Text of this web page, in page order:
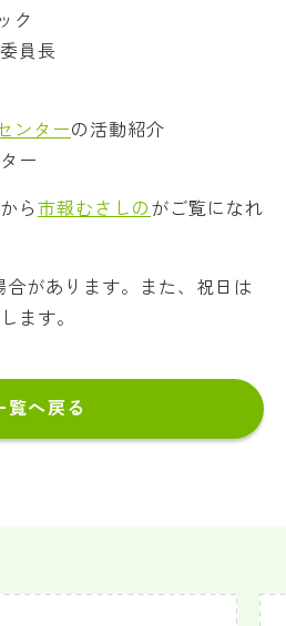
ク
員長
ンターの活動紹介
ー
ら 市報むさしの がご覧になれ
があります。また、祝日は
ます。
覧へ戻る